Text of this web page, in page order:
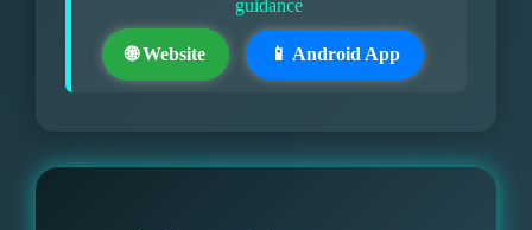
guidance
🌐 Website 📱 Android App